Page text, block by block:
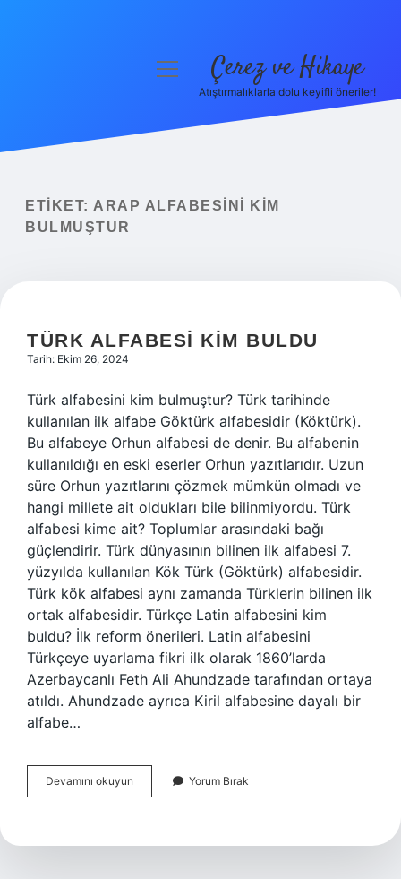
Yasal Uyarı
menüyü Çerez ve Hikaye
Atıştırmalıklarla dolu keyifli öneriler!
ETIKET: ARAP ALFABESINI KIM
BULMUŞTUR
TÜRK ALFABESI KIM BULDU
Tarih: Ekim 26, 2024
Türk alfabesini kim bulmuştur? Türk tarihinde
kullanılan ilk alfabe Göktürk alfabesidir (Köktürk).
Bu alfabeye Orhun alfabesi de denir. Bu alfabenin
kullanıldığı en eski eserler Orhun yazıtlarıdır. Uzun
süre Orhun yazıtlarını çözmek mümkün olmadı ve
hangi millete ait oldukları bile bilinmiyordu. Türk
alfabesi kime ait? Toplumlar arasındaki bağı
güçlendirir. Türk dünyasının bilinen ilk alfabesi 7.
yüzyılda kullanılan Kök Türk (Göktürk) alfabesidir.
Türk kök alfabesi aynı zamanda Türklerin bilinen ilk
ortak alfabesidir. Türkçe Latin alfabesini kim
buldu? İlk reform önerileri. Latin alfabesini
Türkçeye uyarlama fikri ilk olarak 1860’larda
Azerbaycanlı Feth Ali Ahundzade tarafından ortaya
atıldı. Ahundzade ayrıca Kiril alfabesine dayalı bir
alfabe…
Devamını okuyun
Alfabesi
Yorum Bırak